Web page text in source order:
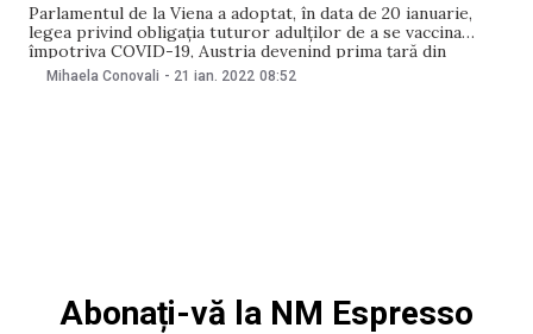
Parlamentul de la Viena a adoptat, în data de 20 ianuarie,
legea privind obligaţia tuturor adulţilor de a se vaccina
împotriva COVID-19, Austria devenind prima ţară din
Uniunea Europeană care ia o astfel de măsură pentru a
Mihaela Conovali - 21 ian. 2022 08:52
Abonați-vă la NM Espresso